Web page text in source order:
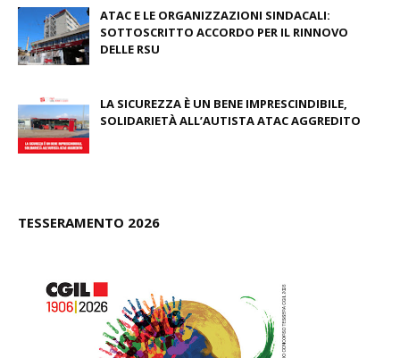
ATAC E LE ORGANIZZAZIONI SINDACALI:
SOTTOSCRITTO ACCORDO PER IL RINNOVO
DELLE RSU
LA SICUREZZA È UN BENE IMPRESCINDIBILE,
SOLIDARIETÀ ALL’AUTISTA ATAC AGGREDITO
TESSERAMENTO 2026